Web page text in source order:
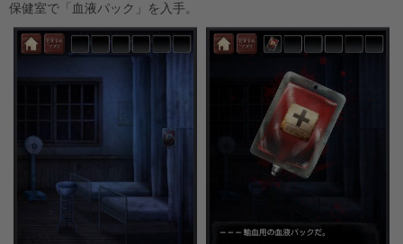
保健室で「血液パック」を入手。